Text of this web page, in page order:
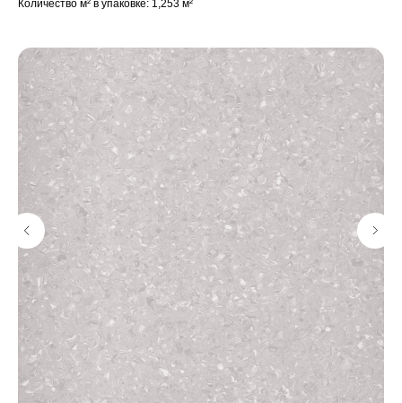
Количество м² в упаковке: 1,253 м²